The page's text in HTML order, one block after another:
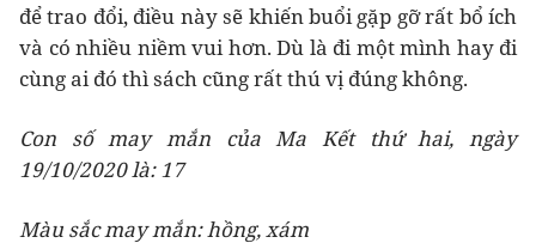
để trao đổi, điều này sẽ khiến buổi gặp gỡ rất bổ ích
và có nhiều niềm vui hơn. Dù là đi một mình hay đi
cùng ai đó thì sách cũng rất thú vị đúng không.
Con số may mắn của Ma Kết thứ hai, ngày
19/10/2020 là: 17
Màu sắc may mắn: hồng, xám